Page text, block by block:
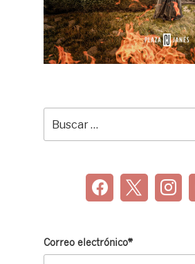
por:
Correo electrónico*